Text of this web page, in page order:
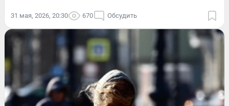
31 мая, 2026, 20:30 670 Обсудить